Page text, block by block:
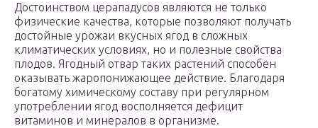
Достоинством церападусов являются не только
физические качества, которые позволяют получать
достойные урожаи вкусных ягод в сложных
климатических условиях, но и полезные свойства
плодов. Ягодный отвар таких растений способен
оказывать жаропонижающее действие. Благодаря
богатому химическому составу при регулярном
употреблении ягод восполняется дефицит
витаминов и минералов в организме.